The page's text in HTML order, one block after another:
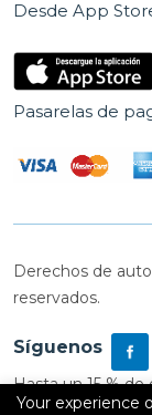
Desde App
Pasarelas de
Derechos de
reservados.
Síguenos
Hasta un 15 %
Your experience